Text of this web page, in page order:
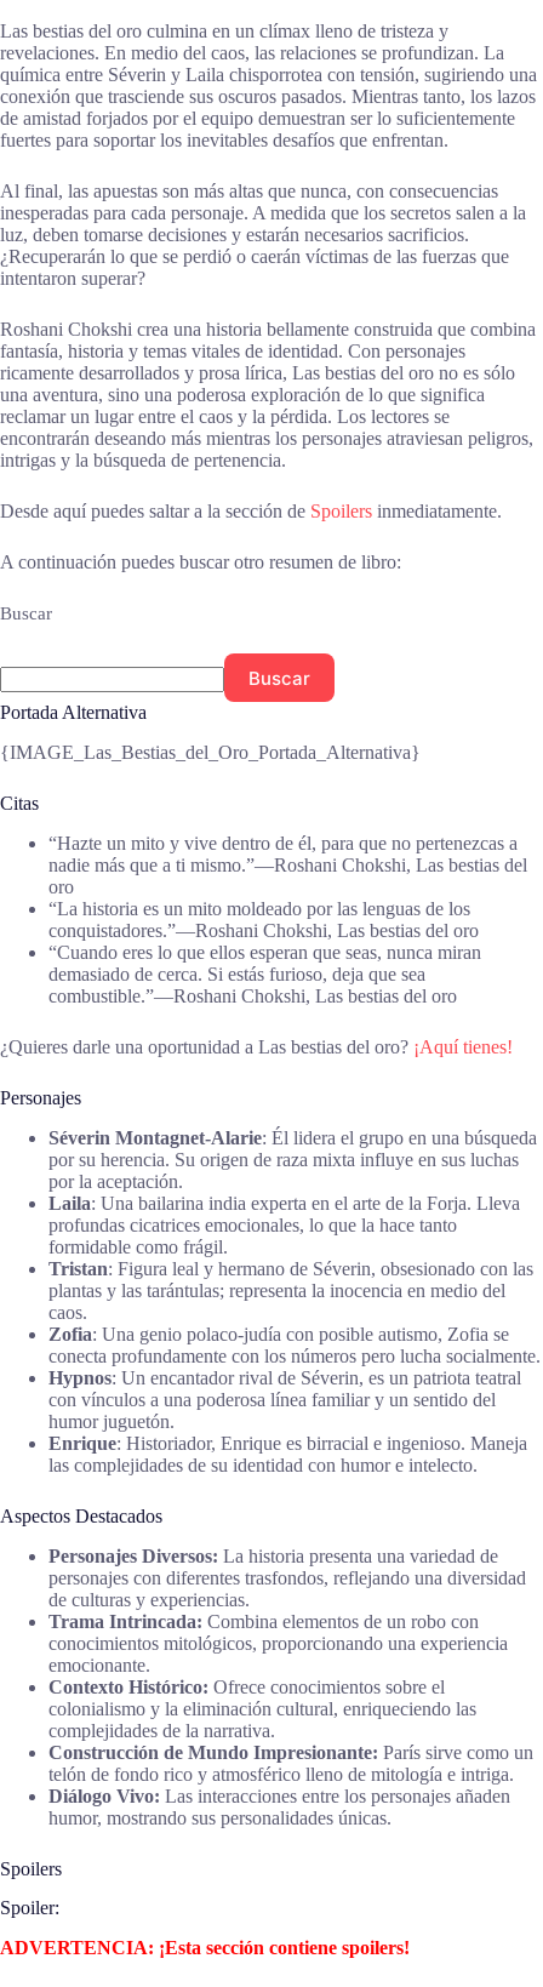
Las bestias del oro culmina en un clímax lleno de tristeza y
revelaciones. En medio del caos, las relaciones se profundizan. La
química entre Séverin y Laila chisporrotea con tensión, sugiriendo una
conexión que trasciende sus oscuros pasados. Mientras tanto, los lazos
de amistad forjados por el equipo demuestran ser lo suficientemente
fuertes para soportar los inevitables desafíos que enfrentan.
Al final, las apuestas son más altas que nunca, con consecuencias
inesperadas para cada personaje. A medida que los secretos salen a la
luz, deben tomarse decisiones y estarán necesarios sacrificios.
¿Recuperarán lo que se perdió o caerán víctimas de las fuerzas que
intentaron superar?
Roshani Chokshi crea una historia bellamente construida que combina
fantasía, historia y temas vitales de identidad. Con personajes
ricamente desarrollados y prosa lírica, Las bestias del oro no es sólo
una aventura, sino una poderosa exploración de lo que significa
reclamar un lugar entre el caos y la pérdida. Los lectores se
encontrarán deseando más mientras los personajes atraviesan peligros,
intrigas y la búsqueda de pertenencia.
Desde aquí puedes saltar a la sección de Spoilers inmediatamente.
A continuación puedes buscar otro resumen de libro:
Buscar
Buscar
Portada Alternativa
{IMAGE_Las_Bestias_del_Oro_Portada_Alternativa}
Citas
“Hazte un mito y vive dentro de él, para que no pertenezcas a
nadie más que a ti mismo.”―Roshani Chokshi, Las bestias del
oro
“La historia es un mito moldeado por las lenguas de los
conquistadores.”―Roshani Chokshi, Las bestias del oro
“Cuando eres lo que ellos esperan que seas, nunca miran
demasiado de cerca. Si estás furioso, deja que sea
combustible.”―Roshani Chokshi, Las bestias del oro
¿Quieres darle una oportunidad a Las bestias del oro? ¡Aquí tienes!
Personajes
Séverin Montagnet-Alarie: Él lidera el grupo en una búsqueda
por su herencia. Su origen de raza mixta influye en sus luchas
por la aceptación.
Laila: Una bailarina india experta en el arte de la Forja. Lleva
profundas cicatrices emocionales, lo que la hace tanto
formidable como frágil.
Tristan: Figura leal y hermano de Séverin, obsesionado con las
plantas y las tarántulas; representa la inocencia en medio del
caos.
Zofia: Una genio polaco-judía con posible autismo, Zofia se
conecta profundamente con los números pero lucha socialmente.
Hypnos: Un encantador rival de Séverin, es un patriota teatral
con vínculos a una poderosa línea familiar y un sentido del
humor juguetón.
Enrique: Historiador, Enrique es birracial e ingenioso. Maneja
las complejidades de su identidad con humor e intelecto.
Aspectos Destacados
Personajes Diversos: La historia presenta una variedad de
personajes con diferentes trasfondos, reflejando una diversidad
de culturas y experiencias.
Trama Intrincada: Combina elementos de un robo con
conocimientos mitológicos, proporcionando una experiencia
emocionante.
Contexto Histórico: Ofrece conocimientos sobre el
colonialismo y la eliminación cultural, enriqueciendo las
complejidades de la narrativa.
Construcción de Mundo Impresionante: París sirve como un
telón de fondo rico y atmosférico lleno de mitología e intriga.
Diálogo Vivo: Las interacciones entre los personajes añaden
humor, mostrando sus personalidades únicas.
Spoilers
Spoiler:
ADVERTENCIA: ¡Esta sección contiene spoilers!